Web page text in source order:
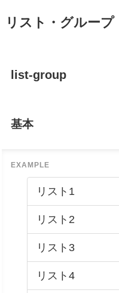
リスト・グループ
list-group
基本
リスト1
リスト2
リスト3
リスト4